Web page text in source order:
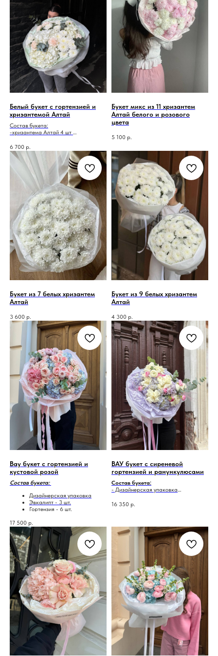
Белый букет с гортензией и
хризантемой Алтай
Состав букета:
-хризантема Алтай 4 шт
-диантус- 6 шт
-эвкалипт-2 шт
6 700 р.
Букет микс из 11 хризантем
Алтай белого и розового
цвета
5 100 р.
Букет из 7 белых хризантем
Алтай
3 600 р.
Букет из 9 белых хризантем
Алтай
4 300 р.
Вау букет с гортензией и
кустовой розой
Состав букета:
Дизайнерская упаковка
Эвкалипт - 3 шт.
Гортензия - 6 шт.
Хризантема дубки - 7 шт.
17 500 р.
ВАУ букет с сиреневой
гортензией и ранункулюсами
Состав букета:
- Дизайнерская упаковка
- Ковыль - 3 шт.
- Гортензия- 7 шт.
16 350 р.